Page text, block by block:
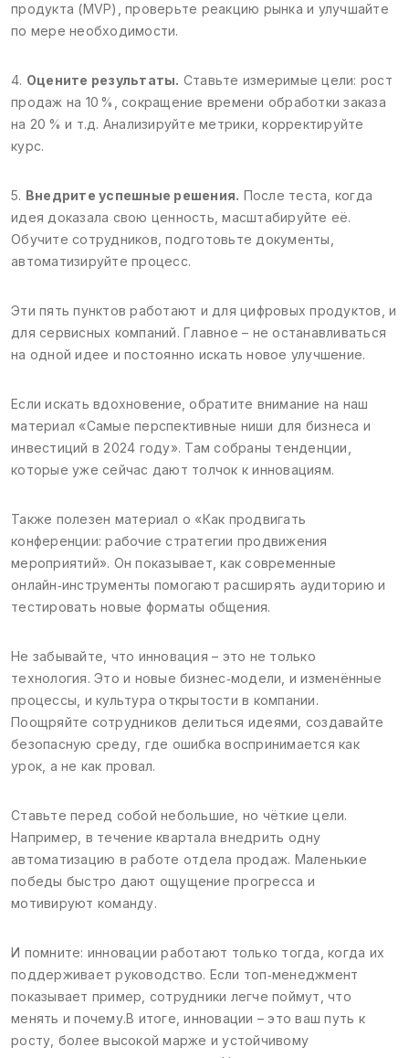
продукта (MVP), проверьте реакцию рынка и улучшайте
по мере необходимости.
4. Оцените результаты. Ставьте измеримые цели: рост
продаж на 10 %, сокращение времени обработки заказа
на 20 % и т.д. Анализируйте метрики, корректируйте
курс.
5. Внедрите успешные решения. После теста, когда
идея доказала свою ценность, масштабируйте её.
Обучите сотрудников, подготовьте документы,
автоматизируйте процесс.
Эти пять пунктов работают и для цифровых продуктов, и
для сервисных компаний. Главное – не останавливаться
на одной идее и постоянно искать новое улучшение.
Если искать вдохновение, обратите внимание на наш
материал «Самые перспективные ниши для бизнеса и
инвестиций в 2024 году». Там собраны тенденции,
которые уже сейчас дают толчок к инновациям.
Также полезен материал о «Как продвигать
конференции: рабочие стратегии продвижения
мероприятий». Он показывает, как современные
онлайн‑инструменты помогают расширять аудиторию и
тестировать новые форматы общения.
Не забывайте, что инновация – это не только
технология. Это и новые бизнес‑модели, и изменённые
процессы, и культура открытости в компании.
Поощряйте сотрудников делиться идеями, создавайте
безопасную среду, где ошибка воспринимается как
урок, а не как провал.
Ставьте перед собой небольшие, но чёткие цели.
Например, в течение квартала внедрить одну
автоматизацию в работе отдела продаж. Маленькие
победы быстро дают ощущение прогресса и
мотивируют команду.
И помните: инновации работают только тогда, когда их
поддерживает руководство. Если топ‑менеджмент
показывает пример, сотрудники легче поймут, что
менять и почему.В итоге, инновации – это ваш путь к
росту, более высокой марже и устойчивому